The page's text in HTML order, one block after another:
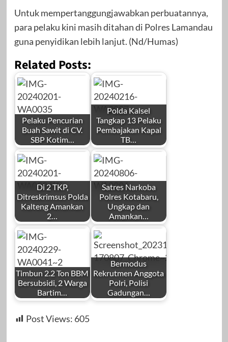
Untuk mempertanggungjawabkan perbuatannya,
para pelaku kini masih ditahan di Polres Lamandau
guna penyidikan lebih lanjut. (Nd/Humas)
Related Posts:
Pelaku Pencurian
Buah Sawit di CV.
SBP Kotim…
Polda Kalsel
Tangkap 13 Pelaku
Pembajakan Kapal
TB…
Di 2 TKP,
Ditreskrimsus Polda
Kalteng Amankan
2…
Satres Narkoba
Polres Kotabaru,
Ungkap dan
Amankan…
Timbun 2.2 Ton BBM
Bersubsidi, 2 Warga
Bartim…
Bermodus
Rekrutmen Anggota
Polri, Polisi
Gadungan…
Post Views: 605